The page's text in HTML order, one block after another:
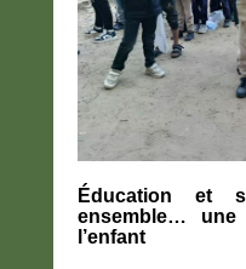
Éducation et
ensemble… une
l’enfant